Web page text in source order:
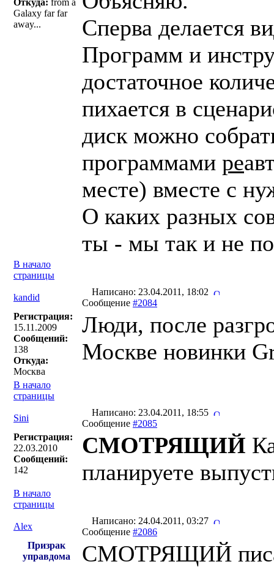
Откуда: from a
Galaxy far far
away...
Сперва делается
Программ и
достаточное
пихается в
диск можно
программами ре
месте) вместе с
О каких разных
ты - мы так и не
В начало
страницы
kandid
Написано: 23.04.2011, 18:02
Сообщение #2084
Регистрация:
15.11.2009
Сообщений:
138
Откуда:
Москва
Люди, после
Москве новинки
В начало
страницы
Sini
Написано: 23.04.2011, 18:55
Сообщение #2085
Регистрация:
22.03.2010
Сообщений:
142
СМОТРЯЩИЙ
планируете
В начало
страницы
Alex
Написано: 24.04.2011, 03:27
Сообщение #2086
Призрак
управдома
СМОТРЯЩИЙ